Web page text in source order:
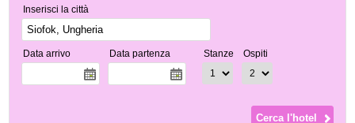
Inserisci la città
Data arrivo Data partenza Stanze Ospiti